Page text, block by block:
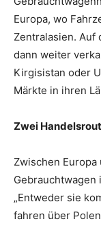
Europa, wo
Zentralasien. Auf
dann weiter
Kirgisistan oder
Märkte in ihren
Zwei
Zwischen
Gebrauchtwagen
„Entweder sie
fahren über